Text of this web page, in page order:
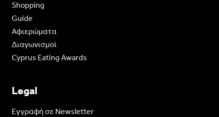
Shopping
Guide
Aφιερώματα
Διαγωνισμοί
Cyprus Eating Awards
Legal
Eγγραφή σε Newsletter